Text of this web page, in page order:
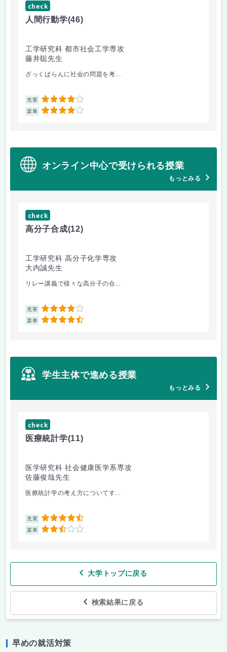
check
人間行動学(46)
工学研究科 都市社会工学専攻
藤井聡先生
ざっくばらんに社会の問題を考...
充実 4
楽単 4
オンライン中心で受けられる授業
もっとみる
check
高分子合成(12)
工学研究科 高分子化学専攻
大内誠先生
リレー講義で様々な高分子の合...
充実 4
楽単 4.5
学生主体で進める授業
もっとみる
check
医療統計学(11)
医学研究科 社会健康医学系専攻
佐藤俊哉先生
医療統計学の考え方についてす...
充実 4.5
楽単 2.5
大学トップに戻る
検索結果に戻る
早めの就活対策